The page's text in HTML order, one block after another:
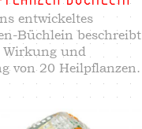
entwickeltes
Büchlein beschreibt
Wirkung und
von 20 Heilpflanzen.